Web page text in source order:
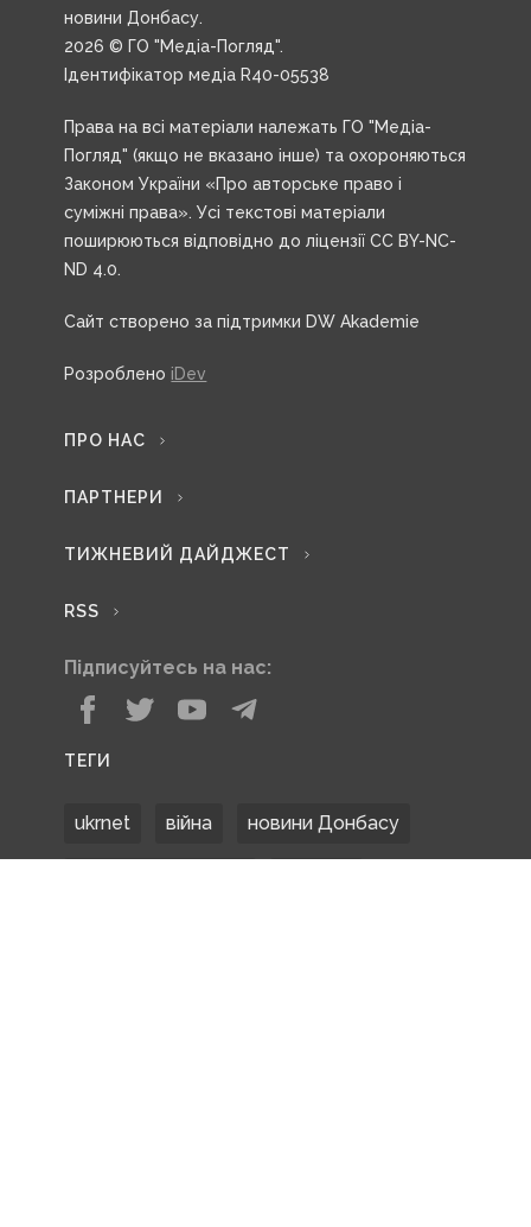
новини Донбасу.
2026 © ГО "Медіа-Погляд".
Ідентифікатор медіа R40-05538
Права на всі матеріали належать ГО "Медіа-
Погляд" (якщо не вказано інше) та охороняються
Законом України «Про авторське право і
суміжні права». Усі текстові матеріали
поширюються відповідно до ліцензії CC BY-NC-
ND 4.0.
Сайт створено за підтримки DW Akademie
Розроблено iDev
ПРО НАС
ПАРТНЕРИ
ТИЖНЕВИЙ ДАЙДЖЕСТ
RSS
Підписуйтесь на нас:
ТЕГИ
ukrnet війна новини Донбасу